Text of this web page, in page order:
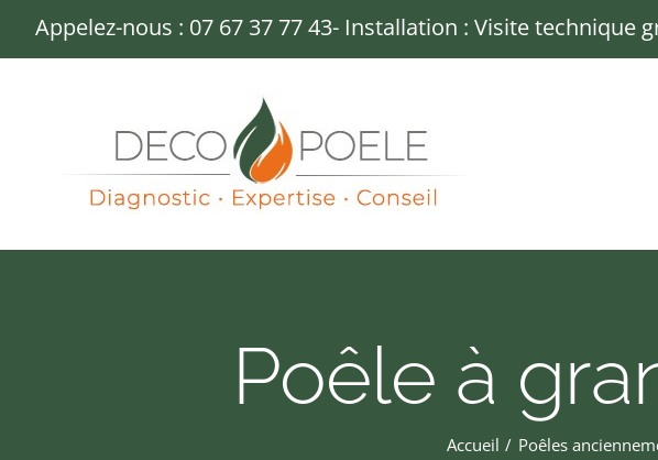
PasserAppelez-nous : 07 67 37 77 43- Installation : Visite technique
Poêle à
Accueil Poêles